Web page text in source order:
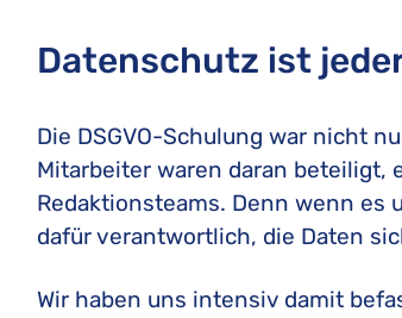
Datenschutz ist
Die DSGVO-Schulung war nicht
Mitarbeiter waren daran beteiligt,
Redaktionsteams. Denn wenn es
dafür verantwortlich, die Daten
Wir haben uns intensiv damit